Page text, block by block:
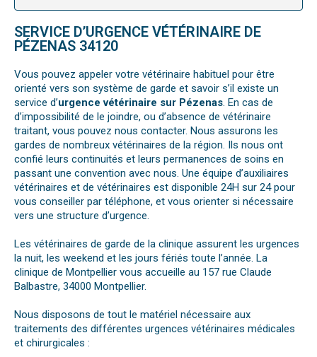
SERVICE D’URGENCE VÉTÉRINAIRE DE
PÉZENAS 34120
Vous pouvez appeler votre vétérinaire habituel pour être
orienté vers son système de garde et savoir s’il existe un
service d’urgence vétérinaire sur Pézenas. En cas de
d’impossibilité de le joindre, ou d’absence de vétérinaire
traitant, vous pouvez nous contacter. Nous assurons les
gardes de nombreux vétérinaires de la région. Ils nous ont
confié leurs continuités et leurs permanences de soins en
passant une convention avec nous. Une équipe d’auxiliaires
vétérinaires et de vétérinaires est disponible 24H sur 24 pour
vous conseiller par téléphone, et vous orienter si nécessaire
vers une structure d’urgence.
Les vétérinaires de garde de la clinique assurent les urgences
la nuit, les weekend et les jours fériés toute l’année. La
clinique de Montpellier vous accueille au 157 rue Claude
Balbastre, 34000 Montpellier.
Nous disposons de tout le matériel nécessaire aux
traitements des différentes urgences vétérinaires médicales
et chirurgicales :